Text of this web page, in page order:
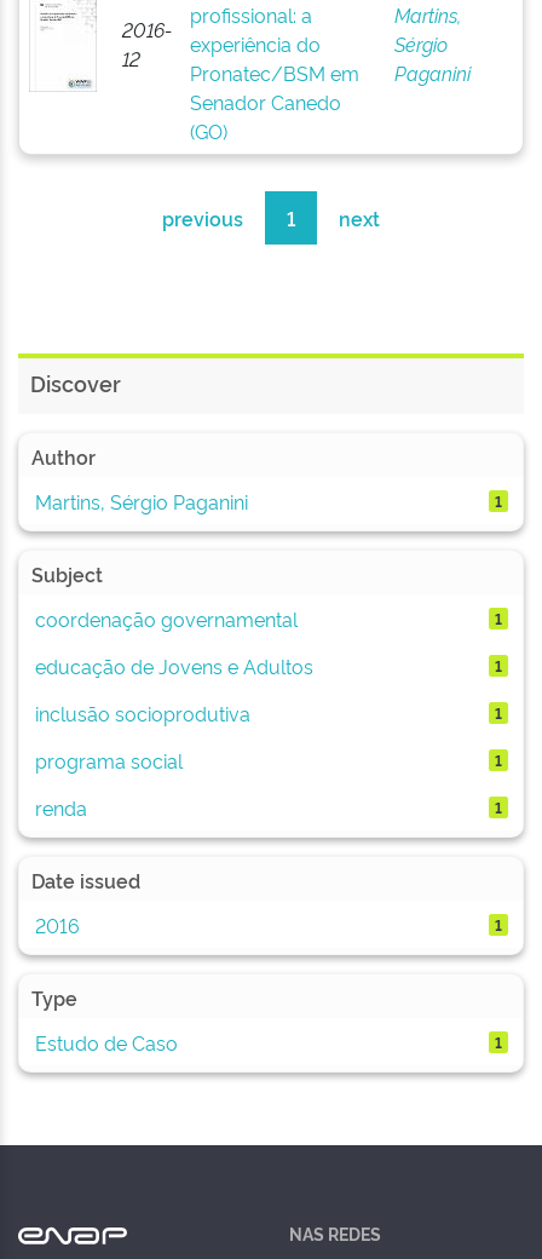
2016-
12
profissional: a
experiência do
Pronatec/BSM em
Senador Canedo
(GO)
Martins,
Sérgio
Paganini
previous 1 next
Discover
Author
Martins, Sérgio Paganini
1
Subject
coordenação governamental
1
educação de Jovens e Adultos 1
inclusão socioprodutiva 1
programa social 1
renda 1
Date issued
2016
1
Type
Estudo de Caso
1
NAS REDES